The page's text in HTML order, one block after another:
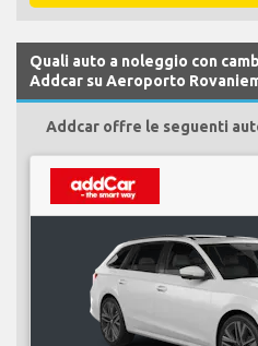
Quali auto a noleggio con
Addcar su Aeroporto
Addcar offre le seguenti